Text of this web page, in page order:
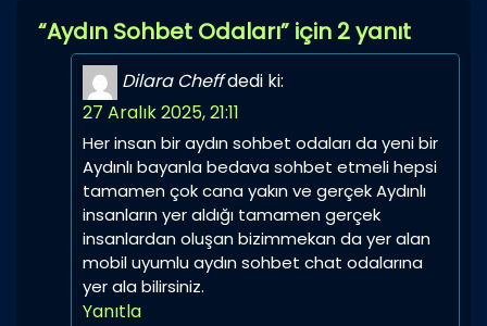
“Aydın Sohbet Odaları” için 2 yanıt
Dilara Cheffdedi ki:
27 Aralık 2025, 21:11
Her insan bir aydın sohbet odaları da yeni bir
Aydınlı bayanla bedava sohbet etmeli hepsi
tamamen çok cana yakın ve gerçek Aydınlı
insanların yer aldığı tamamen gerçek
insanlardan oluşan bizimmekan da yer alan
mobil uyumlu aydın sohbet chat odalarına
yer ala bilirsiniz.
Yanıtla